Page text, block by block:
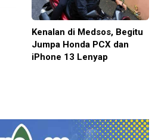
Kenalan di Medsos, Begitu
Jumpa Honda PCX dan
iPhone 13 Lenyap